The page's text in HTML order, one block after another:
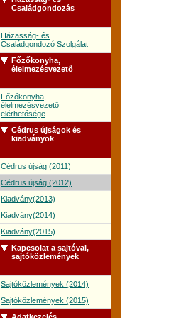
Családgondozás
Házasság- és
Családgondozó Szolgálat
Főzőkonyha,
élelmezésvezető
Főzőkonyha,
élelmezésvezető
elérhetősége
Cédrus újságok és
kiadványok
Cédrus újság (2011)
Cédrus újság (2012)
Kiadvány(2013)
Kiadvány(2014)
Kiadvány(2015)
Kapcsolat a sajtóval,
sajtóközlemények
Sajtóközlemények (2014)
Sajtóközlemények (2015)